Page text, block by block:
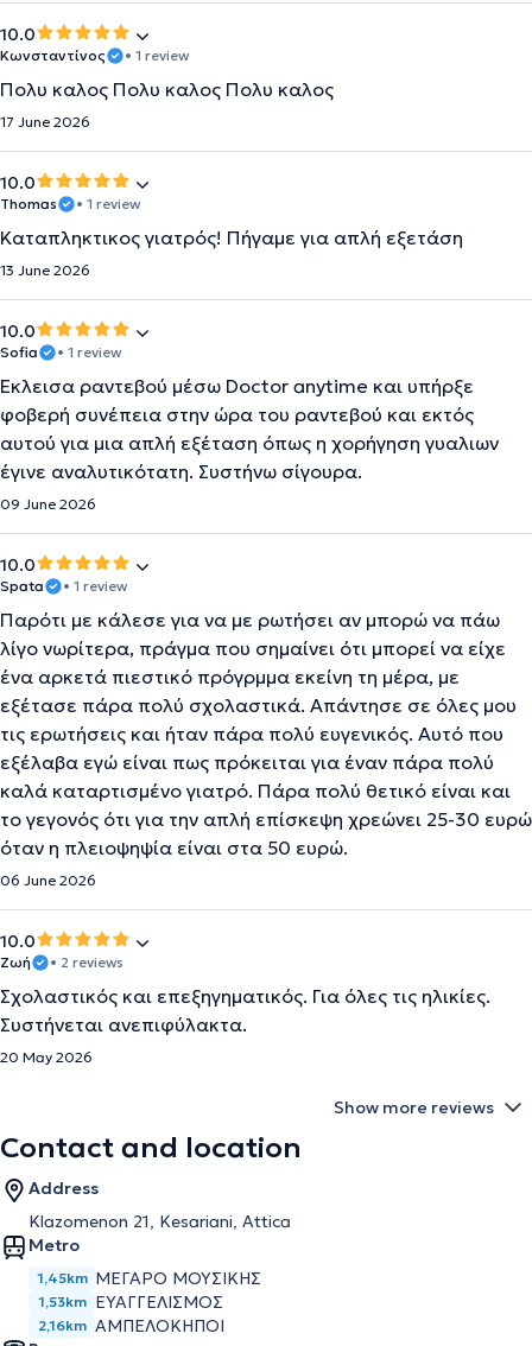
10.0
Κωνσταντίνος • 1 review
Πολυ καλος Πολυ καλος Πολυ καλος
17 June 2026
10.0
Thomas • 1 review
Καταπληκτικος γιατρός! Πήγαμε για απλή εξετάση
13 June 2026
10.0
Sofia • 1 review
Έκλεισα ραντεβού μέσω Doctor anytime και υπήρξε
φοβερή συνέπεια στην ώρα του ραντεβού και εκτός
αυτού για μια απλή εξέταση όπως η χορήγηση γυαλιων
έγινε αναλυτικότατη. Συστήνω σίγουρα.
09 June 2026
10.0
Spata • 1 review
Παρότι με κάλεσε για να με ρωτήσει αν μπορώ να πάω
λίγο νωρίτερα, πράγμα που σημαίνει ότι μπορεί να είχε
ένα αρκετά πιεστικό πρόγρμμα εκείνη τη μέρα, με
εξέτασε πάρα πολύ σχολαστικά. Απάντησε σε όλες μου
τις ερωτήσεις και ήταν πάρα πολύ ευγενικός. Αυτό που
εξέλαβα εγώ είναι πως πρόκειται για έναν πάρα πολύ
καλά καταρτισμένο γιατρό. Πάρα πολύ θετικό είναι και
το γεγονός ότι για την απλή επίσκεψη χρεώνει 25-30 ευρώ
όταν η πλειοψηψία είναι στα 50 ευρώ.
06 June 2026
10.0
Ζωή • 2 reviews
Σχολαστικός και επεξηγηματικός. Για όλες τις ηλικίες.
Συστήνεται ανεπιφύλακτα.
20 May 2026
Show more reviews
Contact and location
Address
Klazomenon 21, Kesariani, Attica
Metro
1,45km ΜΕΓΑΡΟ ΜΟΥΣΙΚΗΣ
1,53km ΕΥΑΓΓΕΛΙΣΜΟΣ
2,16km ΑΜΠΕΛΟΚΗΠΟΙ